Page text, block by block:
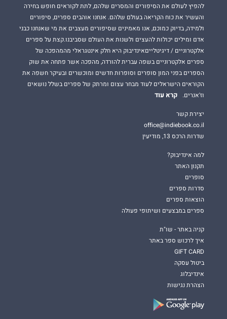
להפיץ לעולם את הסיפורים והמסרים שלהם, לתת לקוראים חופש בחירה
והעשיר את כוח הקריאה בעולם שלהם. אנחנו אוהבים ספרים, סיפורים
ולמידה, בדיוק כמוכם, אנו מאמינים שסיפורים מעצבים את מי שאנחנו כבני
אדם ומילים יכולות להעצים ולשנות את העולם שסביבנו.קצת על ספרים
אלקטרוניים / דיגיטלייםאינדיבוק היא חלק אינטגראלי מהמהפכה של
ספרים אלקטרוניים בשפה עברית להורדה, מהפכה אשר פתחה את שוק
הספרים בפני המון סופרים וסופרות חדשים ומוכשרים ובעיקר חשפה את
הקוראים הישראלים לעוד מבחר עצום ומרתק של ספרים בשלל נושאים
וז'אנרים.
קרא עוד
יצירת קשר
office@indiebook.co.il
שדרות הרכס 13, מודיעין
למה אינדיבוק?
תקנון האתר
סופרים
סדרות ספרים
הוצאות ספרים
ספרים במבצעים ושיתופי פעולה
קניה באתר - שו"ת
איך לרכוש ספר באתר
GIFT CARD
ביטול עסקה
אינדיבלוג
הצהרת נגישות